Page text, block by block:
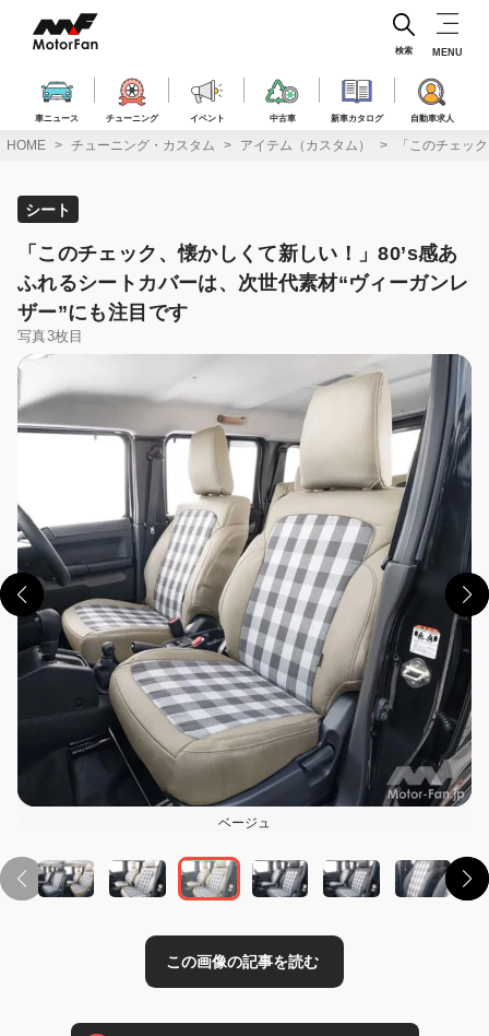
ス
車ニュース チューニング イベント 中古車 新車カタログ 自動車求人
検索 MENU
HOME チューニング・カスタム アイテム（カスタム） 「このチェッ
シート
「このチェック、懐かしくて新しい！」80’s感あ
ふれるシートカバーは、次世代素材“ヴィーガンレ
ザー”にも注目です
写真3枚目
ベージュ
この画像の記事を読む